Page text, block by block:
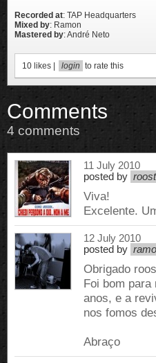
Recorded at: TAP Headquarters
Mixed by: Ramon
Mastered by: André Neto
10 likes | login to rate this
Comments
4 comments
11 July 2010
posted by
Viva!
Excelente.
12 July 2010
posted by
Obrigado
Foi bom
anos, e a
nos fomos
Abraço